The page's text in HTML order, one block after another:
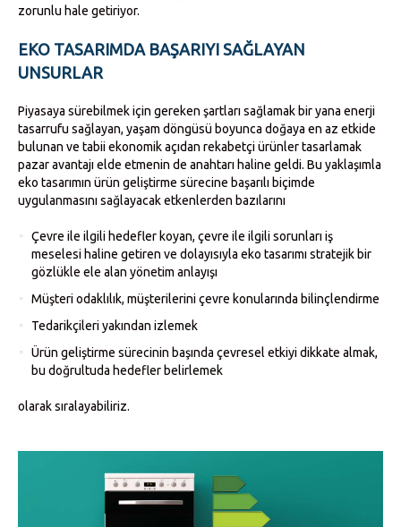
zorunlu hale getiriyor.
EKO TASARIMDA BAŞARIYI SAĞLAYAN
UNSURLAR
Piyasaya sürebilmek için gereken şartları sağlamak bir yana enerji
tasarrufu sağlayan, yaşam döngüsü boyunca doğaya en az etkide
bulunan ve tabii ekonomik açıdan rekabetçi ürünler tasarlamak
pazar avantajı elde etmenin de anahtarı haline geldi. Bu yaklaşımla
eko tasarımın ürün geliştirme sürecine başarılı biçimde
uygulanmasını sağlayacak etkenlerden bazılarını
Çevre ile ilgili hedefler koyan, çevre ile ilgili sorunları iş
meselesi haline getiren ve dolayısıyla eko tasarımı stratejik bir
gözlükle ele alan yönetim anlayışı
Müşteri odaklılık, müşterilerini çevre konularında bilinçlendirme
Tedarikçileri yakından izlemek
Ürün geliştirme sürecinin başında çevresel etkiyi dikkate almak,
bu doğrultuda hedefler belirlemek
olarak sıralayabiliriz.